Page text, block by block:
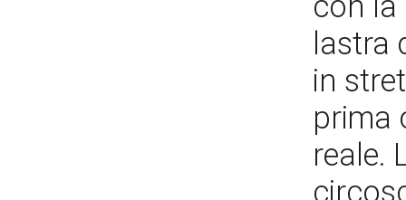
lastra
in
prima
reale.